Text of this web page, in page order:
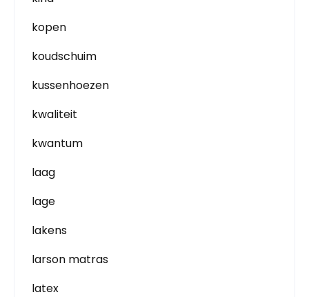
kopen
koudschuim
kussenhoezen
kwaliteit
kwantum
laag
lage
lakens
larson matras
latex